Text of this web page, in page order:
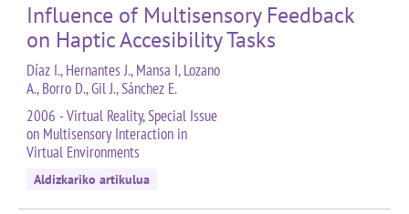
Influence of Multisensory Feedback
on Haptic Accesibility Tasks
Díaz I., Hernantes J., Mansa I, Lozano
A., Borro D., Gil J., Sánchez E.
2006 - Virtual Reality, Special Issue
on Multisensory Interaction in
Virtual Environments
Aldizkariko artikulua